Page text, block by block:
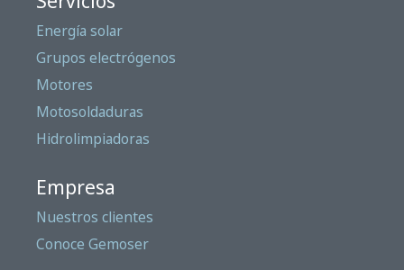
Energía solar
Grupos electrógenos
Motores
Motosoldaduras
Hidrolimpiadoras
Empresa
Nuestros clientes
Conoce Gemoser